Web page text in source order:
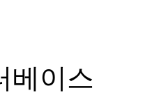
베이스